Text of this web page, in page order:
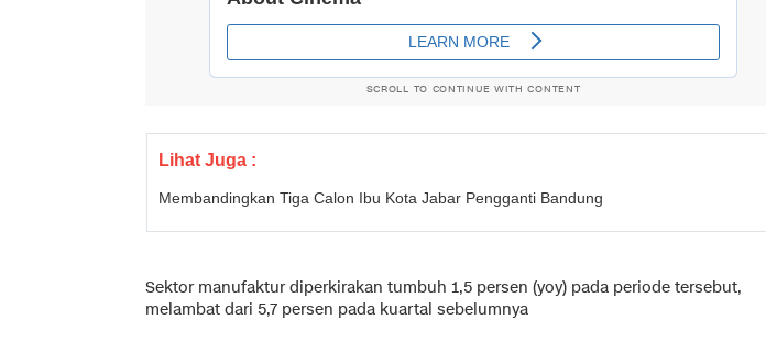
SCROLL TO CONTINUE WITH CONTENT
Lihat Juga :
Membandingkan Tiga Calon Ibu Kota Jabar Pengganti Bandung
Sektor manufaktur diperkirakan tumbuh 1,5 persen (yoy) pada periode tersebut,
melambat dari 5,7 persen pada kuartal sebelumnya